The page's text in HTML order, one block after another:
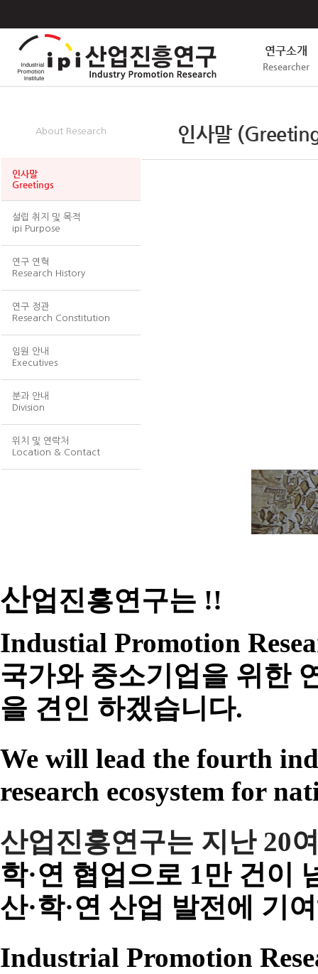
연구소개
Researcher
About Research
인사말
Greetings
설립 취지 및 목적
ipi Purpose
연구 연혁
Research History
연구 정관
Research Constitution
임원 안내
Executives
분과 안내
Division
위치 및 연락처
Location & Contact
인사말
산업진흥연구는 !!
Industial Promotion R
국가와 중소기업을 위한
을 견인 하겠습니다.
We will lead the fourth
research ecosystem for
산업진흥연구는 지난 20
학·연 협업으로 1만 건이
산·학·연 산업 발전에 기
Industrial Promotion